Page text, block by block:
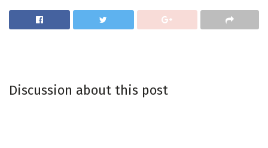
Discussion about this post